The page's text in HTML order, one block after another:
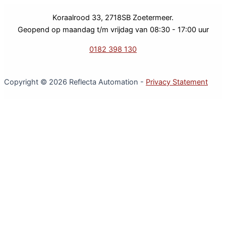
Koraalrood 33, 2718SB Zoetermeer.
Geopend op maandag t/m vrijdag van 08:30 - 17:00 uur
0182 398 130
Copyright © 2026 Reflecta Automation - Privacy Statement